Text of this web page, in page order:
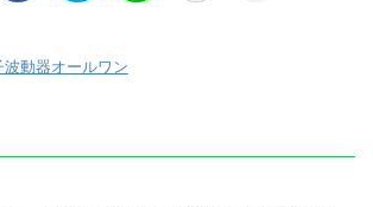
波動器オールワン